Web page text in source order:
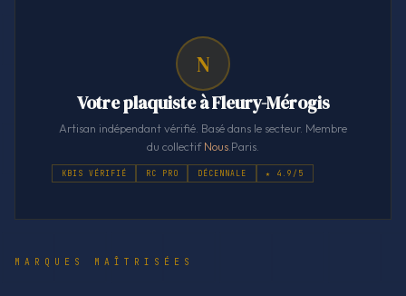
N
Votre plaquiste à Fleury-Mérogis
Artisan indépendant vérifié. Basé dans le secteur. Membre
du collectifNous .Paris.
KBIS VÉRIFIÉ RC PRO DÉCENNALE ★ 4.9/5
MARQUES MAÎTRISÉES